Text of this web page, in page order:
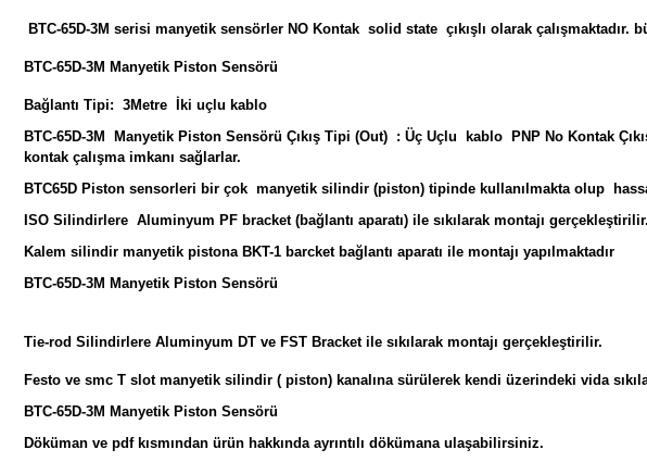
BTC-65D-3M serisi manyetik sensörler NO Kontak solid state çıkışlı olarak çalışmaktadır.
BTC-65D-3M Manyetik Piston Sensörü
Bağlantı Tipi: 3Metre İki uçlu kablo
BTC-65D-3M Manyetik Piston Sensörü Çıkış Tipi (Out) : Üç Uçlu kablo PNP No Kontak
kontak çalışma imkanı sağlarlar.
BTC65D Piston sensorleri bir çok manyetik silindir (piston) tipinde kullanılmakta olup
ISO Silindirlere Aluminyum PF bracket (bağlantı aparatı) ile sıkılarak montajı gerçekleştirilir.
Kalem silindir manyetik pistona BKT-1 barcket bağlantı aparatı ile montajı yapılmaktadır
BTC-65D-3M Manyetik Piston Sensörü
Tie-rod Silindirlere Aluminyum DT ve FST Bracket ile sıkılarak montajı gerçekleştirilir.
Festo ve smc T slot manyetik silindir ( piston) kanalına sürülerek kendi üzerindeki vida
BTC-65D-3M Manyetik Piston Sensörü
Döküman ve pdf kısmından ürün hakkında ayrıntılı dökümana ulaşabilirsiniz.